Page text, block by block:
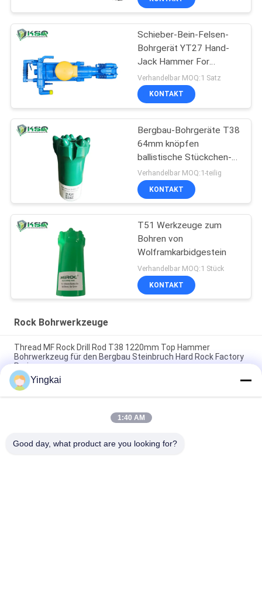
Schieber-Bein-Felsen-
Bohrgerät YT27 Hand-
Jack Hammer For
Construction Sites
Verhandelbar MOQ:1 Satz
KONTAKT
Bergbau-Bohrgeräte T38
64mm knöpfen
ballistische Stückchen-
Felsen-Bohrung
Verhandelbar MOQ:1-teilig
KONTAKT
T51 Werkzeuge zum
Bohren von
Wolframkarbidgestein
Verhandelbar MOQ:1 Stück
KONTAKT
Rock Bohrwerkzeuge
Thread MF Rock Drill Rod T38 1220mm Top Hammer
Bohrwerkzeug für den Bergbau Steinbruch Hard Rock Factory
Preis
445mm COP 131 T38 Drifting Shank Adapter Hochfestigkeits-
Legierungsstahl für hydraulische Felsbohrungen
Hochwertige R32-R32-Kupplungshülse für Top-Hammer-
Yingkai
1:40 AM
Good day, what product are you looking for?